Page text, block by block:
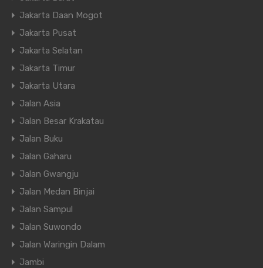
Jakarta Daan Mogot
Jakarta Pusat
Jakarta Selatan
Jakarta Timur
Jakarta Utara
Jalan Asia
Jalan Besar Krakatau
Jalan Buku
Jalan Gaharu
Jalan Gwangju
Jalan Medan Binjai
Jalan Sampul
Jalan Suwondo
Jalan Waringin Dalam
Jambi